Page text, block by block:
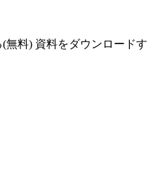
(無料) 資料をダウンロードす